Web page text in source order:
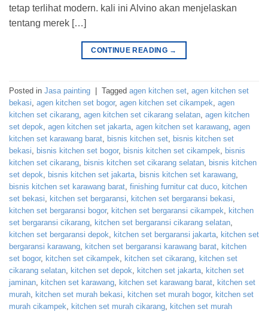
tetap terlihat modern. kali ini Alvino akan menjelaskan
tentang merek […]
CONTINUE READING →
Posted in Jasa painting Tagged agen kitchen set, agen kitchen set
bekasi, agen kitchen set bogor, agen kitchen set cikampek, agen
kitchen set cikarang, agen kitchen set cikarang selatan, agen kitchen
set depok, agen kitchen set jakarta, agen kitchen set karawang, agen
kitchen set karawang barat, bisnis kitchen set, bisnis kitchen set
bekasi, bisnis kitchen set bogor, bisnis kitchen set cikampek, bisnis
kitchen set cikarang, bisnis kitchen set cikarang selatan, bisnis kitchen
set depok, bisnis kitchen set jakarta, bisnis kitchen set karawang,
bisnis kitchen set karawang barat, finishing furnitur cat duco, kitchen
set bekasi, kitchen set bergaransi, kitchen set bergaransi bekasi,
kitchen set bergaransi bogor, kitchen set bergaransi cikampek, kitchen
set bergaransi cikarang, kitchen set bergaransi cikarang selatan,
kitchen set bergaransi depok, kitchen set bergaransi jakarta, kitchen set
bergaransi karawang, kitchen set bergaransi karawang barat, kitchen
set bogor, kitchen set cikampek, kitchen set cikarang, kitchen set
cikarang selatan, kitchen set depok, kitchen set jakarta, kitchen set
jaminan, kitchen set karawang, kitchen set karawang barat, kitchen set
murah, kitchen set murah bekasi, kitchen set murah bogor, kitchen set
murah cikampek, kitchen set murah cikarang, kitchen set murah